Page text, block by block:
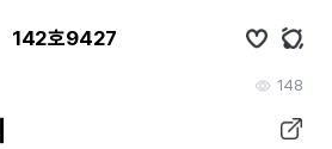
142호9427
148